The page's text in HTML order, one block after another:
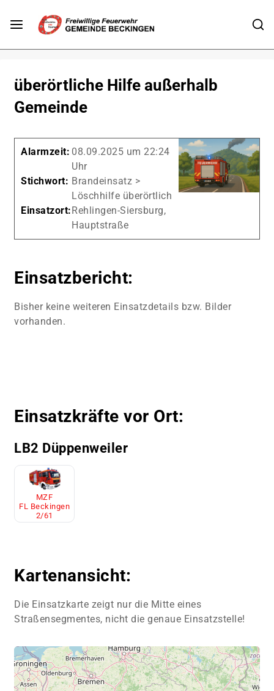
überörtliche Hilfe außerhalb
Gemeinde
Alarmzeit: 08.09.2025 um 22:24
Uhr
Stichwort: Brandeinsatz >
Löschhilfe überörtlich
Einsatzort:Rehlingen-Siersburg,
Hauptstraße
Einsatzbericht:
Bisher keine weiteren Einsatzdetails bzw. Bilder
vorhanden.
Einsatzkräfte vor Ort:
LB2 Düppenweiler
MZF
FL Beckingen
2/61
Kartenansicht:
Die Einsatzkarte zeigt nur die Mitte eines
Straßensegmentes, nicht die genaue Einsatzstelle!